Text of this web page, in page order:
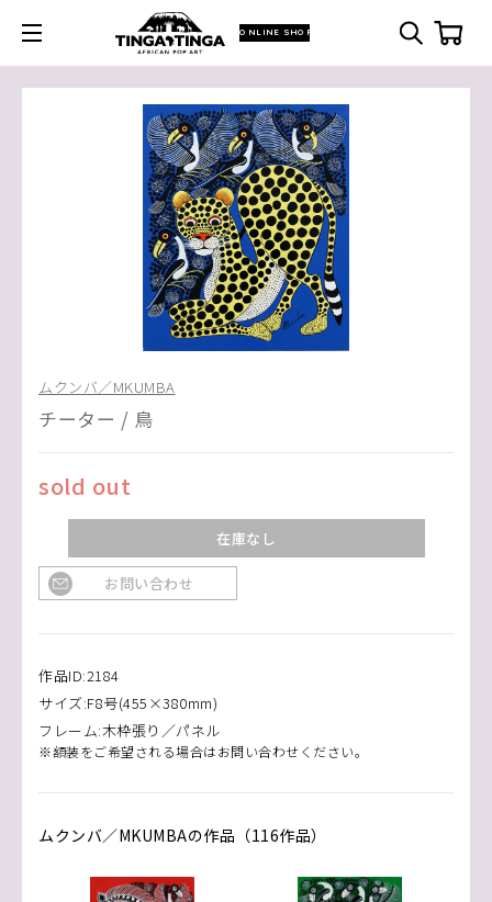
ONLINE SHOP
ムクンバ／MKUMBA
チーター / 鳥
sold out
在庫なし
お問い合わせ
作品ID:2184
サイズ:F8号(455×380mm)
フレーム:木枠張り／パネル
※額装をご希望される場合はお問い合わせください。
ムクンバ／MKUMBAの作品（116作品）